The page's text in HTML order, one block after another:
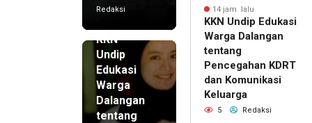
Redaksi
KKN
Undip
Edukasi
Warga
Dalangan
tentang
14 jam lalu
KKN Undip Edukasi
Warga Dalangan
tentang
Pencegahan KDRT
dan Komunikasi
Keluarga
5 Redaksi